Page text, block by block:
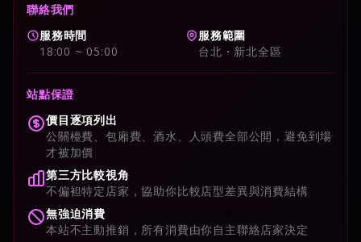
聯絡我們
服務時間
18:00 ~ 05:00
服務範圍
台北・新北全區
站點保證
價目逐項列出
公關檯費、包廂費、酒水、人頭費全部公開，避免到場
才被加價
第三方比較視角
不偏袒特定店家，協助你比較店型差異與消費結構
無強迫消費
本站不主動推銷，所有消費由你自主聯絡店家決定